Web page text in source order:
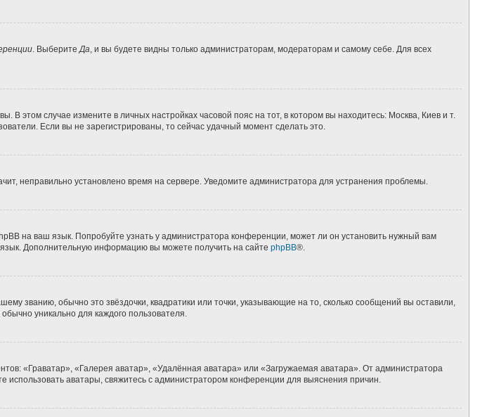
. Выберите Да , и вы будете видны только администраторам, модераторам и самому себе. Для всех
В этом случае измените в личных настройках часовой пояс на тот, в котором вы находитесь: Москва, Киев и т.
Если вы не зарегистрированы, то сейчас удачный момент сделать это.
неправильно установлено время на сервере. Уведомите администратора для устранения проблемы.
на ваш язык. Попробуйте узнать у администратора конференции, может ли он установить нужный вам
язык. Дополнительную информацию вы можете получить на сайте phpBB®.
званию, обычно это звёздочки, квадратики или точки, указывающие на то, сколько сообщений вы оставили,
уникально для каждого пользователя.
«Граватар», «Галерея аватар», «Удалённая аватара» или «Загружаемая аватара». От администратора
использовать аватары, свяжитесь с администратором конференции для выяснения причин.